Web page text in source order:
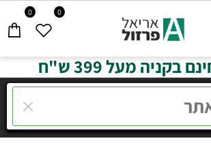
0 0
בקניה מעל 399 ש"ח